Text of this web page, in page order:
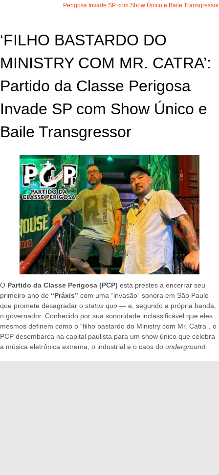
Perigosa Invade SP com Show Único e Baile Transgressor
‘FILHO BASTARDO DO
MINISTRY COM MR. CATRA’:
Partido da Classe Perigosa
Invade SP com Show Único e
Baile Transgressor
O Partido da Classe Perigosa (PCP) está prestes a encerrar seu
primeiro ano de “Práxis” com uma “invasão” sonora em São Paulo
que promete desagradar o status quo — e, segundo a própria banda,
o governador. Conhecido por sua sonoridade inclassificável que eles
mesmos definem como o “filho bastardo do Ministry com Mr. Catra”, o
PCP desembarca na capital paulista para um show único que celebra
a música eletrônica extrema, o industrial e o caos do underground.